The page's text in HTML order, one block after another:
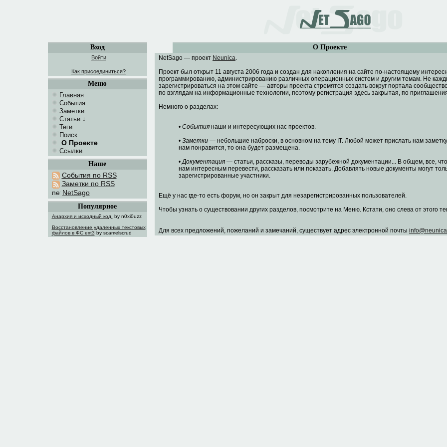
Вход
Войти
Как присоединиться?
Меню
Главная
События
Заметки
Статьи ↓
Теги
Поиск
О Проекте
Ссылки
Наше
События по RSS
Заметки по RSS
NetSago
Популярное
Анархия и исходный код.
by n0xi0uzz
Восстановление удаленных текстовых
файлов в ФС ext3 by scamelscrud
О Проекте
NetSago — проект Neunica.
Проект был открыт 11 августа 2006 года и создан для накопления на сайте по-настоящему
программированию, администрированию различных операционных систем и другим темам. Не
зарегистрироваться на этом сайте — авторы проекта стремятся создать вокруг портала
по взглядам на информационные технологии, поэтому регистрация здесь закрытая, по
Немного о разделах:
• События наши и интересующих нас проектов.
• Заметки — небольшие наброски, в основном на тему IT. Любой может прислать нам
нам понравится, то она будет размещена.
•Документация — статьи, рассказы, переводы зарубежной документации... В общем, все,
нам интересным перевести, рассказать или показать. Добавлять новые документы могут
зарегистрированные участники.
Ещё у нас где-то есть форум, но он закрыт для незарегистрированных пользователей.
Чтобы узнать о существовании других разделов, посмотрите на Меню. Кстати, оно слева от этого
Для всех предложений, пожеланий и замечаний, существует адрес электронной почты